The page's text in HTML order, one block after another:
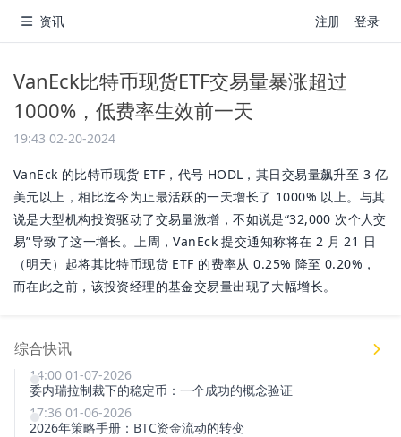
资讯 注册 登录
VanEck比特币现货ETF交易量暴涨超过
1000%，低费率生效前一天
19:43 02-20-2024
VanEck 的比特币现货 ETF，代号 HODL，其日交易量飙升至 3 亿
美元以上，相比迄今为止最活跃的一天增长了 1000% 以上。与其
说是大型机构投资驱动了交易量激增，不如说是“32,000 次个人交
易”导致了这一增长。上周，VanEck 提交通知称将在 2 月 21 日
（明天）起将其比特币现货 ETF 的费率从 0.25% 降至 0.20%，
而在此之前，该投资经理的基金交易量出现了大幅增长。
综合快讯
14:00 01-07-2026
委内瑞拉制裁下的稳定币：一个成功的概念验证
17:36 01-06-2026
2026年策略手册：BTC资金流动的转变